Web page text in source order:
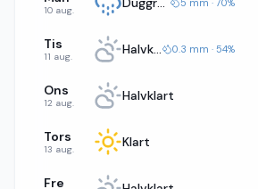
10 aug.
5 mm · 70%
Tis
11 aug. Halvklart 0.3 mm · 54%
Ons
12 aug. Halvklart
Tors
13 aug. Klart
Fre